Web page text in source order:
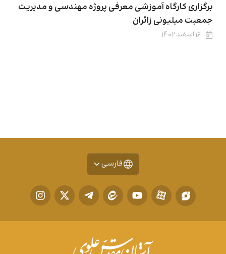
برگزاری کارگاه آموزشی معرفی پروژه مهندسی و مدیریت
جمعیت میلیونی زائران
۱۶ اسفند ۱۴۰۲
فارسی